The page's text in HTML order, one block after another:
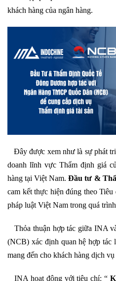
khách hàng của ngân hàng.
Đây được xem như là sự phát
doanh lĩnh vực Thẩm định giá
hàng tại Việt Nam.Đầu tư &
cam kết thực hiện đúng theo
pháp luật Việt Nam trong quá
Thỏa thuận hợp tác giữa INA
(NCB) xác định quan hệ hợp tác
mang đến cho khách hàng dịch
INA hoạt động với tiêu chí: “